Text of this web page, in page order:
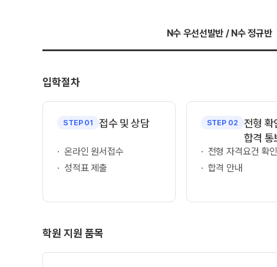
사이버투어
교육 생활 환경
오시는길
공지사항
재원생 혜택
실시간 질문답변 앱 QUBE
고객센터
2027 상위권 독학반
입학준비물
안내자료신청
방문상담 예약
N수 우선선발반 / N수 정규반
입학절차
STEP 01 접수 및 상담
온라인 원서접수
성적표 제출
STEP 02
전형 확
합격 통
전형 자격요건 확인
합격 안내
학원 지원 품목